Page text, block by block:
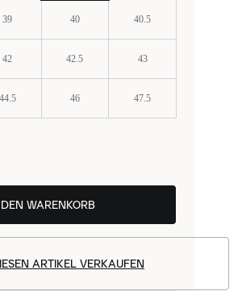
39 40 40.5
42 42.5 43
44.5 46 47.5
WARENKORB
ARTIKEL VERKAUFEN